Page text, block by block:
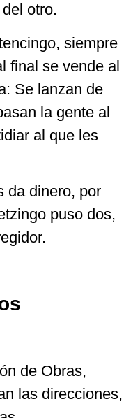
otro.
siempre
final se vende al
Se lanzan de
la gente al
al que les
da dinero, por
puso dos,
de Obras,
las direcciones,